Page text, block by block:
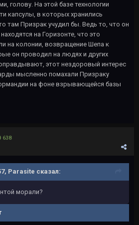
голову. На этой базе технологии
капсулы, в которых хранились
там Призрак учудил бы. Ведь то, что он
на Горизонте, что это
на колонии, возвращение Шепа к
он проводил на людях и других
этот нездоровый интерес
мысленно помахали Призраку
на фоне взрывающейся базы
638
Parasite сказал:
морали?